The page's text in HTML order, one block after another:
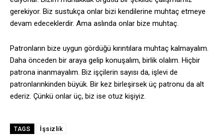
gerekiyor. Biz sustukça onlar bizi kendilerine muhtaç etmeye
devam edeceklerdir. Ama aslında onlar bize muhtaç.
Patronların bize uygun gördüğü kırıntılara muhtaç kalmayalım.
Daha önceden bir araya gelip konuşalım, birlik olalım. Hiçbir
patrona inanmayalım. Biz işçilerin sayısı da, işlevi de
patronlarınkinden büyük. Bir kez birleşirsek üç patronu da alt
ederiz. Çünkü onlar üç, biz ise otuz kişiyiz.
TAGS İşsizlik